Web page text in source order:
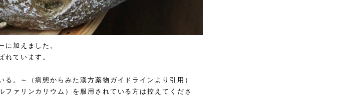
に加えました。
れています。
。～（病態からみた漢方薬物ガイドラインより引用）
ァリンカリウム）を服用されている方は控えてくださ